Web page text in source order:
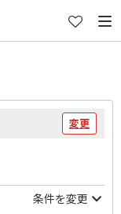
変更
条件を変更